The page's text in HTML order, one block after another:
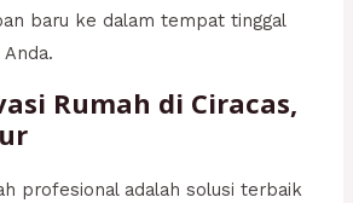
baru ke dalam tempat tinggal
Rumah di Ciracas,
profesional adalah solusi terbaik